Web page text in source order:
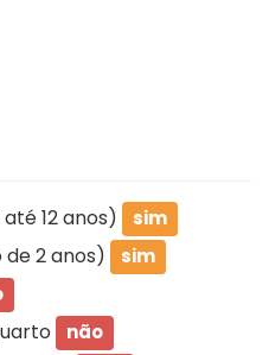
12 anos) sim
2 anos) sim
não